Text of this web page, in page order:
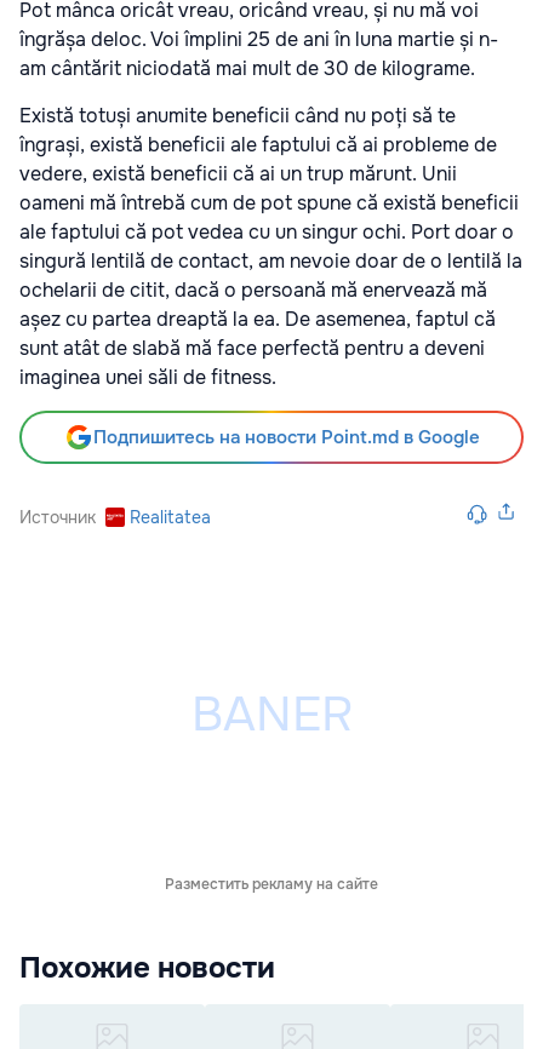
Pot mânca oricât vreau, oricând vreau, și nu mă voi
îngrășa deloc. Voi împlini 25 de ani în luna martie și n-
am cântărit niciodată mai mult de 30 de kilograme.
Există totuși anumite beneficii când nu poți să te
îngrași, există beneficii ale faptului că ai probleme de
vedere, există beneficii că ai un trup mărunt. Unii
oameni mă întrebă cum de pot spune că există beneficii
ale faptului că pot vedea cu un singur ochi. Port doar o
singură lentilă de contact, am nevoie doar de o lentilă la
ochelarii de citit, dacă o persoană mă enervează mă
așez cu partea dreaptă la ea. De asemenea, faptul că
sunt atât de slabă mă face perfectă pentru a deveni
imaginea unei săli de fitness.
Подпишитесь на новости Point.md в Google
Источник Realitatea
Разместить рекламу на сайте
Похожие новости